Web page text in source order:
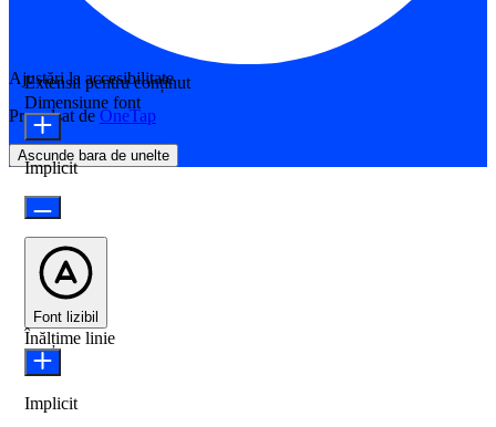
Ajustări la accesibilitate
Propulsat de OneTap
Ascunde bara de unelte
Extensii pentru conținut
Dimensiune font
Implicit
Font lizibil
Înălțime linie
Implicit